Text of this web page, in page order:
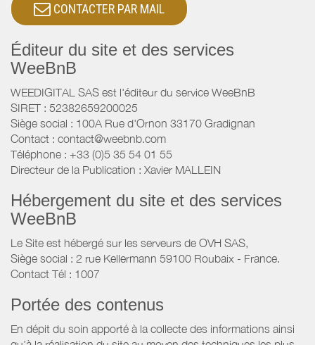
CONTACTER PAR MAIL
Éditeur du site et des services
WeeBnB
WEEDIGITAL SAS est l'éditeur du service WeeBnB
SIRET : 52382659200025
Siège social : 100A Rue d'Ornon 33170 Gradignan
Contact : contact@weebnb.com
Téléphone : +33 (0)5 35 54 01 55
Directeur de la Publication : Xavier MALLEIN
Hébergement du site et des services
WeeBnB
Le Site est hébergé sur les serveurs de OVH SAS,
Siège social : 2 rue Kellermann 59100 Roubaix - France.
Contact Tél : 1007
Portée des contenus
En dépit du soin apporté à la collecte des informations ainsi